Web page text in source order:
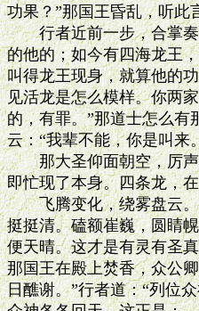
功果？”那国王昏乱，听此
行者近前一步，合掌奏
的他的；如今有四海龙王
叫得龙王现身，就算他的
见活龙是怎么模样。你两
的，有罪。”那道士怎么有
云：“我辈不能，你是叫来
那大圣仰面朝空，厉声
即忙现了本身。四条龙，
飞腾变化，绕雾盘云。
挺挺清。磕额崔巍，圆睛
便天晴。这才是有灵有圣
那国王在殿上焚香，众公
日醮谢。”行者道：“列位